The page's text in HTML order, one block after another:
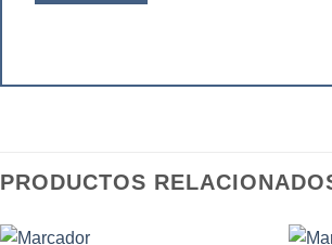
PRODUCTOS